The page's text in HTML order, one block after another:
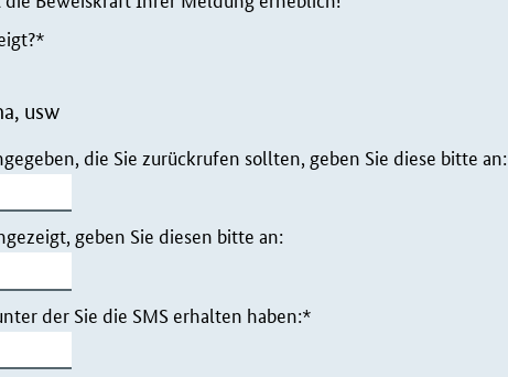
usw
die Sie zurückrufen sollten, geben Sie diese bitte an:
geben Sie diesen bitte an:
der Sie die SMS erhalten haben:*